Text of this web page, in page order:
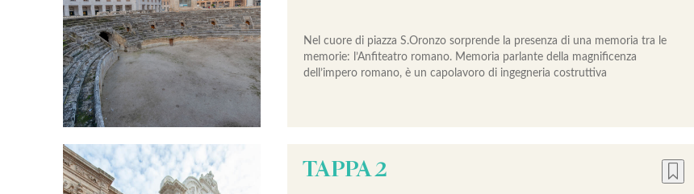
Nel cuore di piazza S.Oronzo sorprende la presenza di una memoria tra le
memorie: l’Anfiteatro romano. Memoria parlante della magnificenza
dell’impero romano, è un capolavoro di ingegneria costruttiva
TAPPA 2